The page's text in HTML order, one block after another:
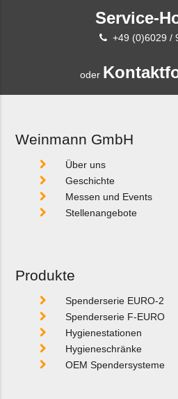
Service-
+49 (0)6029 /
oder
Weinmann GmbH
Über uns
Geschichte
Messen und Events
Stellenangebote
Produkte
Spenderserie EURO-2
Spenderserie F-EURO
Hygienestationen
Hygieneschränke
OEM Spendersysteme